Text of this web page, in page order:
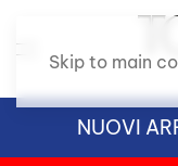
Skip to main
NUOVI